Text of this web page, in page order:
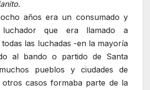
.
años era un consumado y
luchador que era llamado a
las luchadas -en la mayoría
al bando o partido de Santa
pueblos y ciudades de
otros casos formaba parte de la